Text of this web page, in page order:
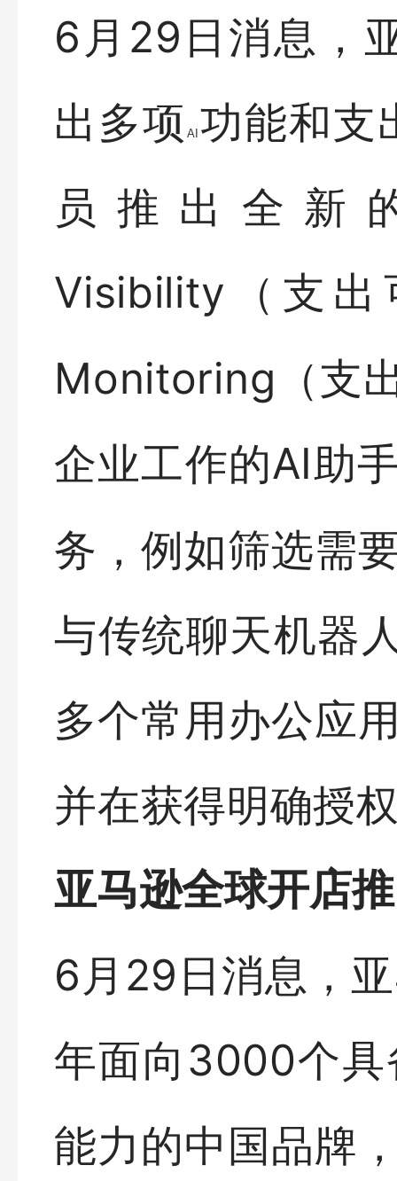
6月29日消息，
出多项AI 功能和支
员推出全新
Visibility（支
Monitoring（支
企业工作的AI助
务，例如筛选需
与传统聊天机器
多个常用办公应
并在获得明确授
亚马逊全球开店
6月29日消息，
年面向3000个具
能力的中国品牌